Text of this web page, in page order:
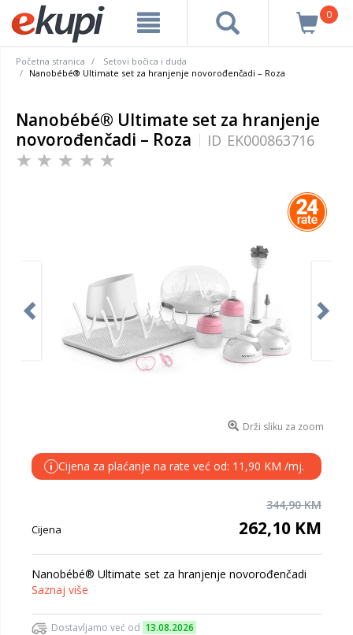
0
Početna stranica
Setovi bočica i duda
Nanobébé® Ultimate set za hranjenje novorođenčadi – Roza
Nanobébé® Ultimate set za hranjenje
novorođenčadi – Roza
ID EK000863716
Drži sliku za zoom
i Cijena za plaćanje na rate već od: 11,90 KM /mj.
344,90 KM
Cijena 262,10 KM
Nanobébé® Ultimate set za hranjenje novorođenčadi
Saznaj više
Dostavljamo već od 13.08.2026